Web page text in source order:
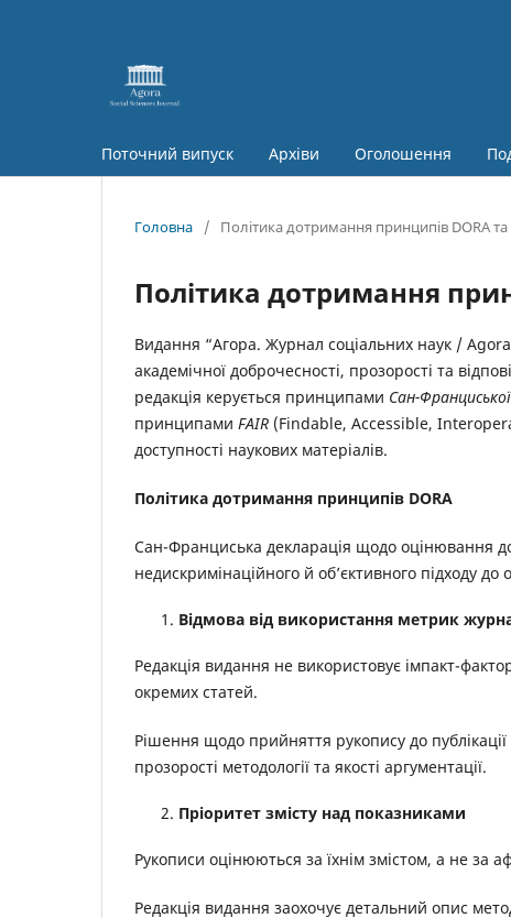
Поточний випуск Архіви Оголошення
Головна / Політика дотримання принципів DORA та
Політика дотримання
Видання “Агора. Журнал соціальних наук /
академічної доброчесності, прозорості та
редакція керується принципами Сан-
принципами FAIR (Findable, Accessible,
доступності наукових матеріалів.
Політика дотримання принципів DORA
Сан-Франциська декларація щодо оцінювання
недискримінаційного й об’єктивного підходу до
Відмова від використання метрик
Редакція видання не використовує імпакт-
окремих статей.
Рішення щодо прийняття рукопису до
прозорості методології та якості аргументації.
Пріоритет змісту над показниками
Рукописи оцінюються за їхнім змістом, а не за
Редакція видання заохочує детальний опис